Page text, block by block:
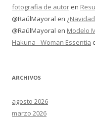
fotografia de autor en
@RaúlMayoral en
@RaúlMayoral en Modelo
Hakuna - Woman Essentia
ARCHIVOS
agosto 2026
marzo 2026